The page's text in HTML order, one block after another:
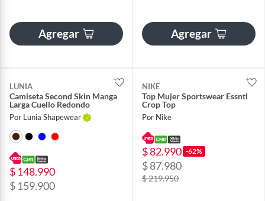
Agregar Agregar
LUNIA
Camiseta Second Skin Manga
Larga Cuello Redondo
Por Lunia Shapewear
$ 148.990
$ 159.900
NIKE
Top Mujer Sportswear Essntl
Crop Top
Por Nike
$ 82.990 -62%
$ 87.980
$ 219.950